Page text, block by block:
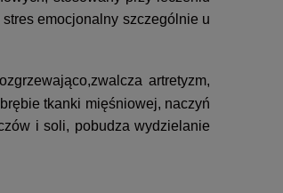
emocjonalny szczególnie u
artretyzm,
tkanki mięśniowej, naczyń
i soli, pobudza wydzielanie